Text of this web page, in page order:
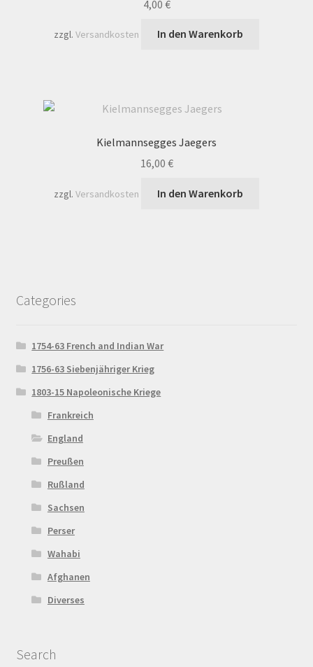
4,00 €
zzgl.Versandkosten In den Warenkorb
Kielmannsegges Jaegers
16,00 €
zzgl.Versandkosten In den Warenkorb
Categories
1754-63 French and Indian War
1756-63 Siebenjähriger Krieg
1803-15 Napoleonische Kriege
Frankreich
England
Preußen
Rußland
Sachsen
Perser
Wahabi
Afghanen
Diverses
Search